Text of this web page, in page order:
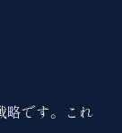
略です。これ